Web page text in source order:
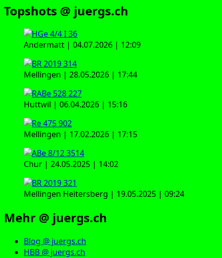
Topshots @ juergs.ch
Andermatt | 04.07.2026 | 12:09
Mellingen | 28.05.2026 | 17:44
Huttwil | 06.04.2026 | 15:16
Mellingen | 17.02.2026 | 17:15
Chur | 24.05.2025 | 14:02
Mellingen Heitersberg | 19.05.2025 | 09:24
Mehr @ juergs.ch
Blog @ juergs.ch
HBB @ juergs.ch